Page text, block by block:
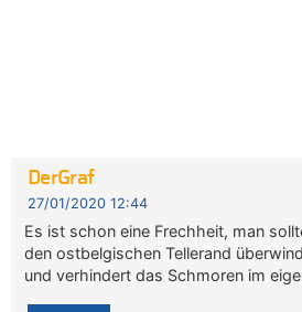
DerGraf
27/01/2020 12:44
Es ist schon eine Frechheit, man
den ostbelgischen Tellerand
und verhindert das Schmoren im